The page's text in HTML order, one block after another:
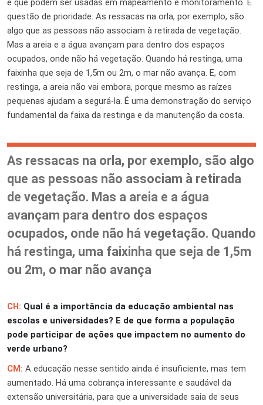
e que podem ser usadas em mapeamento e monitoramento. É
questão de prioridade. As ressacas na orla, por exemplo, são
algo que as pessoas não associam à retirada de vegetação.
Mas a areia e a água avançam para dentro dos espaços
ocupados, onde não há vegetação. Quando há restinga, uma
faixinha que seja de 1,5m ou 2m, o mar não avança. E, com
restinga, a areia não vai embora, porque mesmo as raízes
pequenas ajudam a segurá-la. É uma demonstração do serviço
fundamental da faixa da restinga e da manutenção da costa.
As ressacas na orla, por exemplo, são algo
que as pessoas não associam à retirada
de vegetação. Mas a areia e a água
avançam para dentro dos espaços
ocupados, onde não há vegetação. Quando
há restinga, uma faixinha que seja de 1,5m
ou 2m, o mar não avança
CH: Qual é a importância da educação ambiental nas
escolas e universidades? E de que forma a população
pode participar de ações que impactem no aumento do
verde urbano?
CM: A educação nesse sentido ainda é insuficiente, mas tem
aumentado. Há uma cobrança interessante e saudável da
extensão universitária, para que a universidade saia de seus